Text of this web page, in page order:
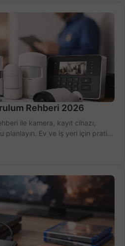
Rehberi 2026
ile kamera, kayıt cihazı,
planlayın. Ev ve iş yeri için pratik